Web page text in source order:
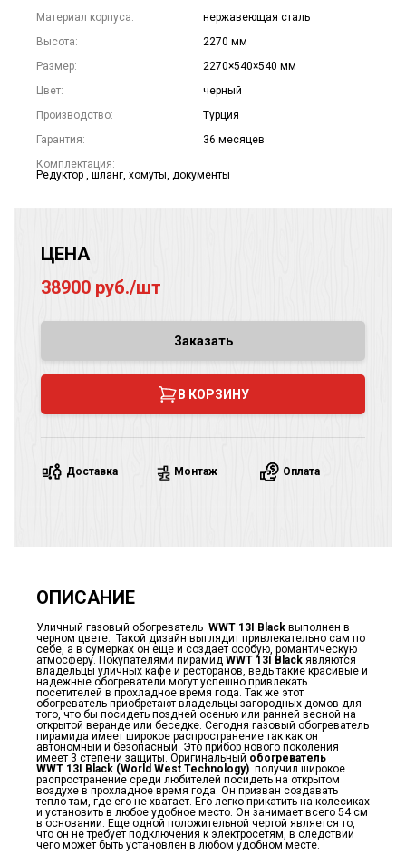
Материал корпуса:
нержавеющая сталь
Высота:
2270 мм
Размер:
2270×540×540 мм
Цвет:
черный
Производство:
Турция
Гарантия:
36 месяцев
Комплектация:
Редуктор , шланг, хомуты, документы
ЦЕНА
38900 руб./шт
Заказать
В КОРЗИНУ
Доставка Монтаж Оплата
ОПИСАНИЕ
Уличный газовый обогреватель WWT 13I Black выполнен в
черном цвете. Такой дизайн выглядит привлекательно сам по
себе, а в сумерках он еще и создает особую, романтическую
атмосферу. Покупателями пирамид WWT 13I Black являются
владельцы уличных кафе и ресторанов, ведь такие красивые и
надежные обогреватели могут успешно привлекать
посетителей в прохладное время года. Так же этот
обогреватель приобретают владельцы загородных домов для
того, что бы посидеть поздней осенью или ранней весной на
открытой веранде или беседке. Сегодня газовый обогреватель
пирамида имеет широкое распространение так как он
автономный и безопасный. Это прибор нового поколения
имеет 3 степени защиты. Оригинальный обогреватель
WWT 13I Black (World West Technology) получил широкое
распространение среди любителей посидеть на открытом
воздухе в прохладное время года. Он призван создавать
тепло там, где его не хватает. Его легко прикатить на колесиках
и установить в любое удобное место. Он занимает всего 54 см
в основании. Еще одной положительной чертой является то,
что он не требует подключения к электросетям, в следствии
чего может быть установлен в любом удобном месте.